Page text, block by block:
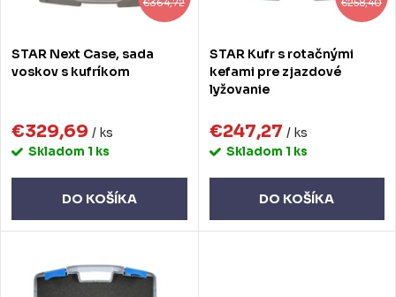
d
k
t
v
d
k
v
€364,72
STAR Next Case, sada
voskov s kufríkom
€329,69 / ks
Skladom 1 ks
DO KOŠÍKA
€258,40
STAR Kufr s rotačnými
kefami pre zjazdové
lyžovanie
€247,27 / ks
Skladom 1 ks
DO KOŠÍKA